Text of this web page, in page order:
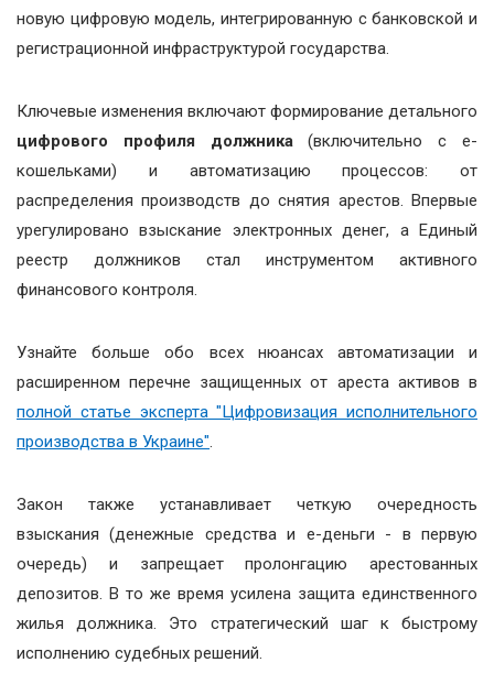
новую цифровую модель, интегрированную с банковской и
регистрационной инфраструктурой государства.
Ключевые изменения включают формирование детального
цифрового профиля должника(включительно с е-
кошельками) и автоматизацию процессов: от
распределения производств до снятия арестов. Впервые
урегулировано взыскание электронных денег, а Единый
реестр должников стал инструментом активного
финансового контроля.
Узнайте больше обо всех нюансах автоматизации и
расширенном перечне защищенных от ареста активов в
полной статье эксперта "Цифровизация исполнительного
производства в Украине".
Закон также устанавливает четкую очередность
взыскания (денежные средства и е-деньги - в первую
очередь) и запрещает пролонгацию арестованных
депозитов. В то же время усилена защита единственного
жилья должника. Это стратегический шаг к быстрому
исполнению судебных решений.